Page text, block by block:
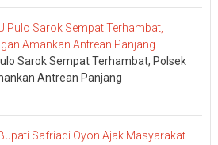
Sarok Sempat Terhambat, Polsek
Antrean Panjang